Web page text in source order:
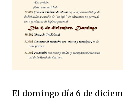
El domingo día 6 de